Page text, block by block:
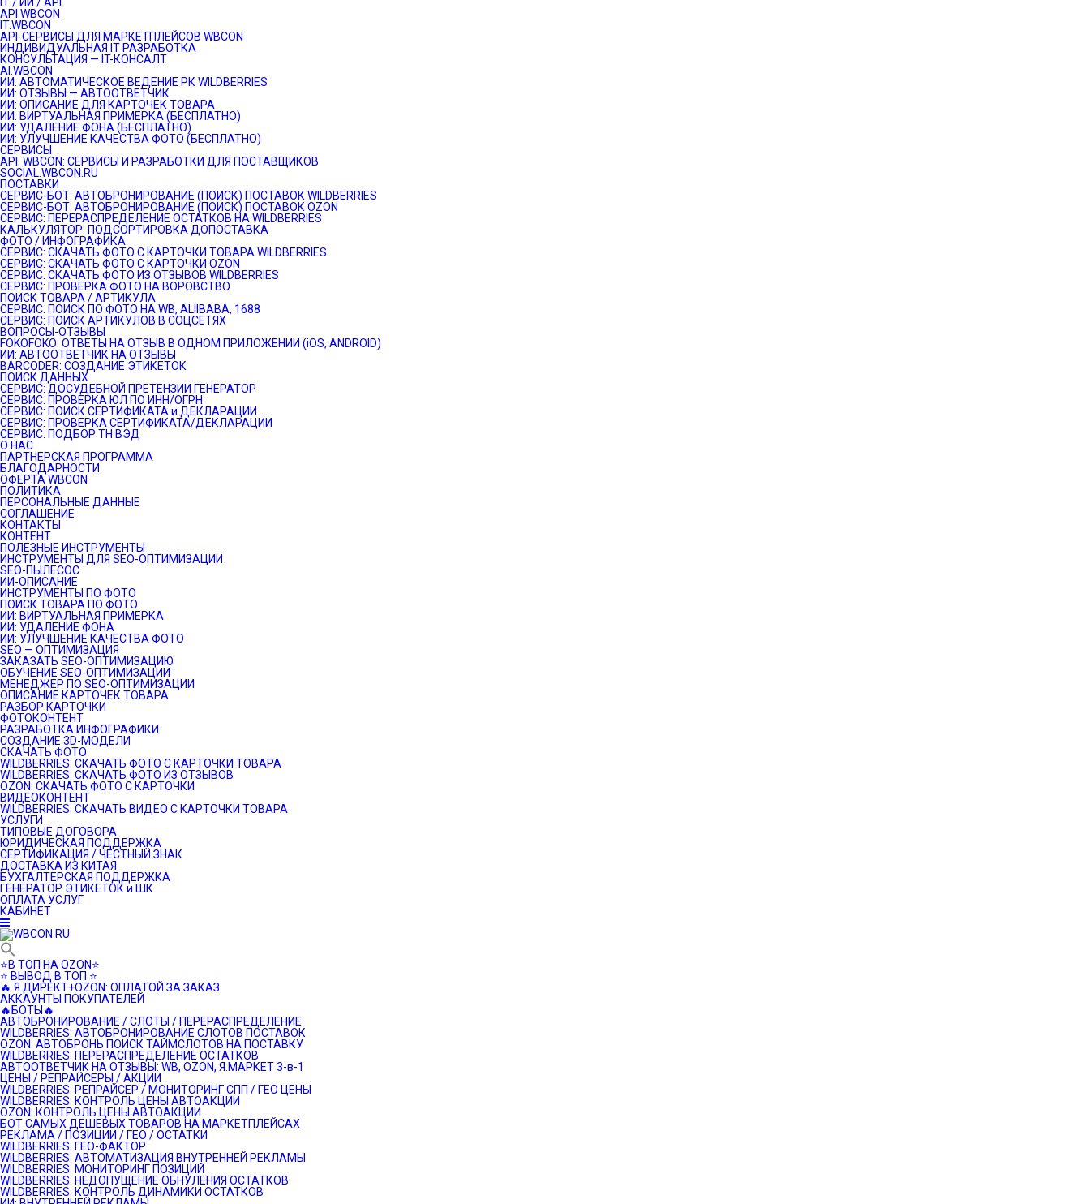
API.WBCON
IT.WBCON
API-СЕРВИСЫ ДЛЯ МАРКЕТПЛЕЙСОВ WBCON
ИНДИВИДУАЛЬНАЯ IT РАЗРАБОТКА
КОНСУЛЬТАЦИЯ — IT-КОНСАЛТ
AI.WBCON
ИИ: АВТОМАТИЧЕСКОЕ ВЕДЕНИЕ РК WILDBERRIES
ИИ: ОТЗЫВЫ — АВТООТВЕТЧИК
ИИ: ОПИСАНИЕ ДЛЯ КАРТОЧЕК ТОВАРА
ИИ: ВИРТУАЛЬНАЯ ПРИМЕРКА (БЕСПЛАТНО)
ИИ: УДАЛЕНИЕ ФОНА (БЕСПЛАТНО)
ИИ: УЛУЧШЕНИЕ КАЧЕСТВА ФОТО (БЕСПЛАТНО)
СЕРВИСЫ
API. WBCON: СЕРВИСЫ И РАЗРАБОТКИ ДЛЯ ПОСТАВЩИКОВ
SOCIAL.WBCON.RU
ПОСТАВКИ
CЕРВИС-БОТ: АВТОБРОНИРОВАНИЕ (ПОИСК) ПОСТАВОК WILDBERRIES
СЕРВИС-БОТ: АВТОБРОНИРОВАНИЕ (ПОИСК) ПОСТАВОК OZON
СЕРВИС: ПЕРЕРАСПРЕДЕЛЕНИЕ ОСТАТКОВ НА WILDBERRIES
КАЛЬКУЛЯТОР: ПОДСОРТИРОВКА ДОПОСТАВКА
ФОТО / ИНФОГРАФИКА
СЕРВИС: СКАЧАТЬ ФОТО С КАРТОЧКИ ТОВАРА WILDBERRIES
СЕРВИС: СКАЧАТЬ ФОТО С КАРТОЧКИ OZON
СЕРВИС: СКАЧАТЬ ФОТО ИЗ ОТЗЫВОВ WILDBERRIES
СЕРВИС: ПРОВЕРКА ФОТО НА ВОРОВСТВО
ПОИСК ТОВАРА / АРТИКУЛА
СЕРВИС: ПОИСК ПО ФОТО НА WB, ALIIBABA, 1688
СЕРВИС: ПОИСК АРТИКУЛОВ В СОЦСЕТЯХ
ВОПРОСЫ-ОТЗЫВЫ
FOKOFOKO: ОТВЕТЫ НА ОТЗЫВ В ОДНОМ ПРИЛОЖЕНИИ (iOS, ANDROID)
ИИ: АВТООТВЕТЧИК НА ОТЗЫВЫ
BARCODER: СОЗДАНИЕ ЭТИКЕТОК
ПОИСК ДАННЫХ
СЕРВИС: ДОСУДЕБНОЙ ПРЕТЕНЗИИ ГЕНЕРАТОР
СЕРВИС: ПРОВЕРКА ЮЛ ПО ИНН/ОГРН
СЕРВИС: ПОИСК СЕРТИФИКАТА и ДЕКЛАРАЦИИ
СЕРВИС: ПРОВЕРКА СЕРТИФИКАТА/ДЕКЛАРАЦИИ
СЕРВИС: ПОДБОР ТН ВЭД
О НАС
ПАРТНЕРСКАЯ ПРОГРАММА
БЛАГОДАРНОСТИ
ОФЕРТА WBCON
ПОЛИТИКА
ПЕРСОНАЛЬНЫЕ ДАННЫЕ
СОГЛАШЕНИЕ
КОНТАКТЫ
КОНТЕНТ
ПОЛЕЗНЫЕ ИНСТРУМЕНТЫ
ИНСТРУМЕНТЫ ДЛЯ SEO-ОПТИМИЗАЦИИ
SEO-ПЫЛЕСОС
ИИ-ОПИСАНИЕ
ИНСТРУМЕНТЫ ПО ФОТО
ПОИСК ТОВАРА ПО ФОТО
ИИ: ВИРТУАЛЬНАЯ ПРИМЕРКА
ИИ: УДАЛЕНИЕ ФОНА
ИИ: УЛУЧШЕНИЕ КАЧЕСТВА ФОТО
SEO — ОПТИМИЗАЦИЯ
ЗАКАЗАТЬ SEO-ОПТИМИЗАЦИЮ
ОБУЧЕНИЕ SEO-ОПТИМИЗАЦИИ
МЕНЕДЖЕР ПО SEO-ОПТИМИЗАЦИИ
ОПИСАНИЕ КАРТОЧЕК ТОВАРА
РАЗБОР КАРТОЧКИ
ФОТОКОНТЕНТ
РАЗРАБОТКА ИНФОГРАФИКИ
СОЗДАНИЕ 3D-МОДЕЛИ
СКАЧАТЬ ФОТО
WILDBERRIES: СКАЧАТЬ ФОТО С КАРТОЧКИ ТОВАРА
WILDBERRIES: СКАЧАТЬ ФОТО ИЗ ОТЗЫВОВ
OZON: СКАЧАТЬ ФОТО С КАРТОЧКИ
ВИДЕОКОНТЕНТ
WILDBERRIES: СКАЧАТЬ ВИДЕО С КАРТОЧКИ ТОВАРА
УСЛУГИ
ТИПОВЫЕ ДОГОВОРА
ЮРИДИЧЕСКАЯ ПОДДЕРЖКА
СЕРТИФИКАЦИЯ / ЧЕСТНЫЙ ЗНАК
ДОСТАВКА ИЗ КИТАЯ
БУХГАЛТЕРСКАЯ ПОДДЕРЖКА
ГЕНЕРАТОР ЭТИКЕТОК и ШК
ОПЛАТА УСЛУГ
КАБИНЕТ
⭐️В ТОП НА OZON⭐️
⭐️ ВЫВОД В ТОП ⭐️
🔥 Я.ДИРЕКТ+OZON: ОПЛАТОЙ ЗА ЗАКАЗ
АККАУНТЫ ПОКУПАТЕЛЕЙ
🔥БОТЫ🔥
АВТОБРОНИРОВАНИЕ / СЛОТЫ / ПЕРЕРАСПРЕДЕЛЕНИЕ
WILDBERRIES: АВТОБРОНИРОВАНИЕ СЛОТОВ ПОСТАВОК
OZON: АВТОБРОНЬ ПОИСК ТАЙМСЛОТОВ НА ПОСТАВКУ
WILDBERRIES: ПЕРЕРАСПРЕДЕЛЕНИЕ ОСТАТКОВ
АВТООТВЕТЧИК НА ОТЗЫВЫ: WB, OZON, Я.МАРКЕТ 3-в-1
ЦЕНЫ / РЕПРАЙСЕРЫ / АКЦИИ
WILDBERRIES: РЕПРАЙСЕР / МОНИТОРИНГ СПП / ГЕО ЦЕНЫ
WILDBERRIES: КОНТРОЛЬ ЦЕНЫ АВТОАКЦИИ
OZON: КОНТРОЛЬ ЦЕНЫ АВТОАКЦИИ
БОТ САМЫХ ДЕШЕВЫХ ТОВАРОВ НА МАРКЕТПЛЕЙСАХ
РЕКЛАМА / ПОЗИЦИИ / ГЕО / ОСТАТКИ
WILDBERRIES: ГЕО-ФАКТОР
WILDBERRIES: АВТОМАТИЗАЦИЯ ВНУТРЕННЕЙ РЕКЛАМЫ
WILDBERRIES: МОНИТОРИНГ ПОЗИЦИЙ
WILDBERRIES: НЕДОПУЩЕНИЕ ОБНУЛЕНИЯ ОСТАТКОВ
WILDBERRIES: КОНТРОЛЬ ДИНАМИКИ ОСТАТКОВ